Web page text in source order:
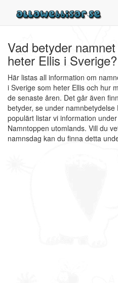
Vad betyder
heter Ellis i Sverige?
Här listas all information om
i Sverige som heter Ellis och hur
de senaste åren. Det går även
betyder, se under
populärt listar vi information
Namntoppen utomlands. Vill du
namnsdag kan du finna detta